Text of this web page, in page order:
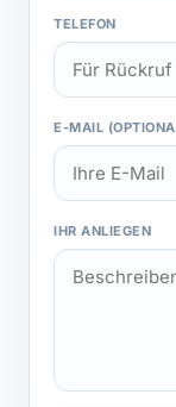
TELEFON
E-MAIL
IHR ANLIEGEN